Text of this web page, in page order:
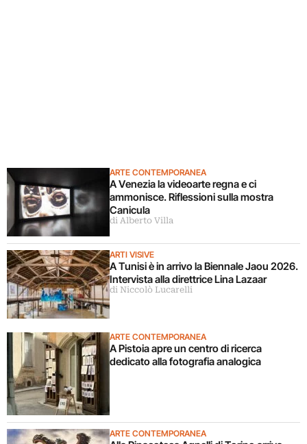
ARTE CONTEMPORANEA
A Venezia la videoarte regna e ci
ammonisce. Riflessioni sulla mostra
Canicula
di Alberto Villa
ARTI VISIVE
A Tunisi è in arrivo la Biennale Jaou 2026.
Intervista alla direttrice Lina Lazaar
di Niccolò Lucarelli
ARTE CONTEMPORANEA
A Pistoia apre un centro di ricerca
dedicato alla fotografia analogica
ARTE CONTEMPORANEA